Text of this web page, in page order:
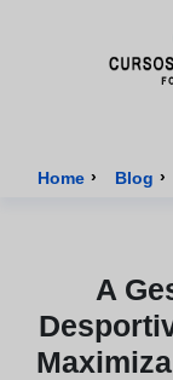
Home › Blog ›
A